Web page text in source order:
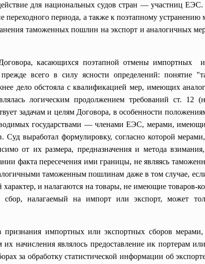
для национальных судов стран — участниц
периода, а также к поэтапному
таможенных пошлин на экспорт и аналогичных
касающихся поэтапной отмены импортных
всего в силу ясности определений: понятие
дело обстояла с квалификацией мер, имеющих
логическим продолжением требований ст. 12
задачам и целям Договора, в особенности
государствами — членами ЕЭС, мерами,
Суд выработал формулировку, согласно которой
от их размера, предназначения и метода
факта пересечения ими границы, не являясь
таможенным пошлинам даже в том случае,
и налагаются на товары, не имеющие товаров-
налагаемый на импорт или экспорт, может
признания импортных или экспортных сборов
начисления являлось предоставление ик портерам
за обработку статистической информации об